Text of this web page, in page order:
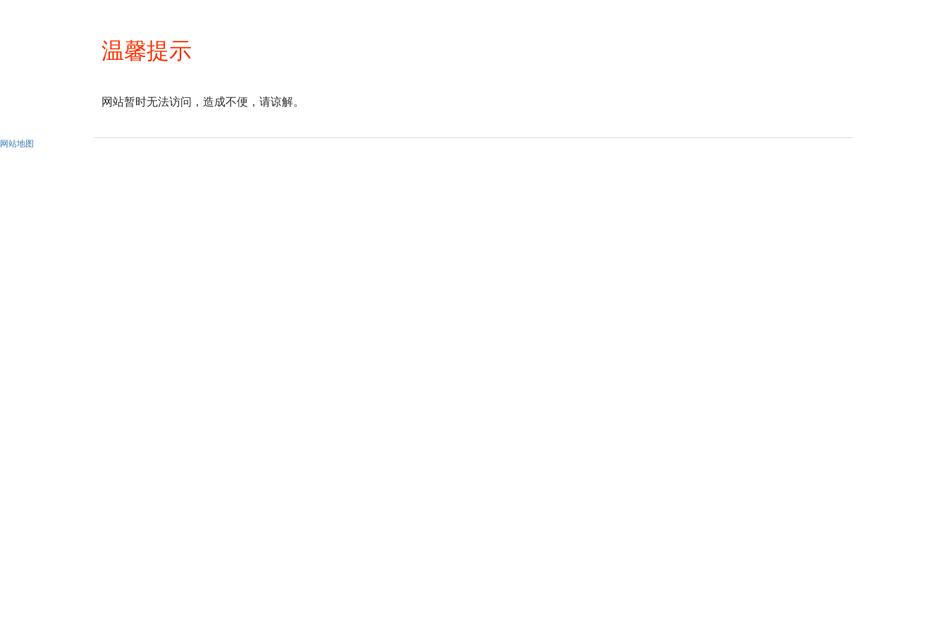
温馨提示
网站暂时无法访问，造成不便，请谅解。
网站地图